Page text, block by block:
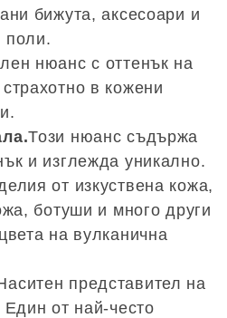
бижута, аксесоари и
поли.
нюанс с оттенък на
в кожени
Този нюанс съдържа
и изглежда уникално.
от изкуствена кожа,
ботуши и много други
на вулканична
представител на
от най-често